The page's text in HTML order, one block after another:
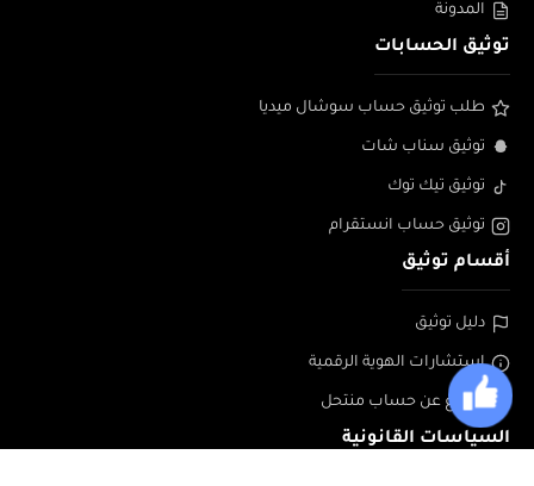
المدونة
توثيق الحسابات
طلب توثيق حساب سوشال ميديا
توثيق سناب شات
توثيق تيك توك
توثيق حساب انستقرام
أقسام توثيق
دليل توثيق
إستشارات الهوية الرقمية
الابلاغ عن حساب منتحل
السياسات القانونية